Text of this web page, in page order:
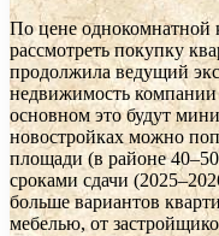
По цене
рассмотреть покупку
продолжила ведущий
недвижимость
основном это будут
новостройках можно
площади (в районе
сроками сдачи
больше вариантов
мебелью, от